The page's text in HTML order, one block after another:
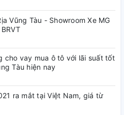
Vũng Tàu - Showroom Xe MG
cho vay mua ô tô với lãi suất tốt
Tàu hiện nay
ra mắt tại Việt Nam, giá từ